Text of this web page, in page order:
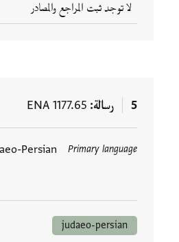
لا توجد ثبت المراجع والمصادر
5 رسالة ENA 1177.65
Primary language
Persian العلامات
judaeo-persian